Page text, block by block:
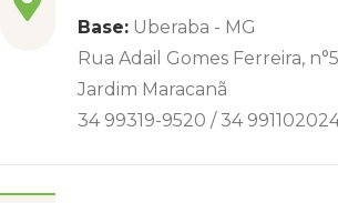
Base: Uberaba - MG
Rua Adail Gomes Ferreira,
Jardim Maracanã
34 99319-9520 / 34